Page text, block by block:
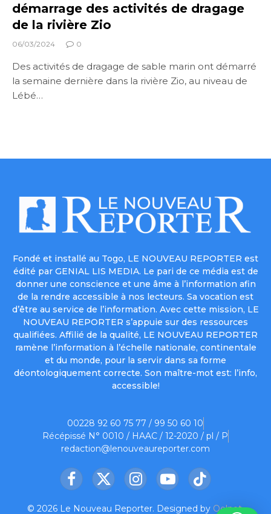
démarrage des activités de dragage
de la rivière Zio
06/03/2024 0
Des activités de dragage de sable marin ont démarré
la semaine dernière dans la rivière Zio, au niveau de
Lébé…
Fondé et installé au Togo, LE NOUVEAU REPORTER est
édité par GENIAL LIS MEDIA. Le pari de ce média est de
donner une conscience et une âme à l’information afin
de la rendre accessible à nos lecteurs. Sa vocation est
d’être au service de l’information. Avec cette mission, LE
NOUVEAU REPORTER s’appuie sur des ressources
qualifiées. Affilié de la qualité, LE NOUVEAU REPORTER
ramène l’information à l’échelle nationale, continentale
et du monde, pour la servir dans sa forme
déontologiquement correcte. Son maître-mot est: l’info,
accessible!
00228 92 60 75 77 / 99 50 60 10
Récépissé N° 0010 / HAAC / 12-2020 / pl / P
redaction@lenouveaureporter.com
Facebook
X
InstagramYouTubeTikTok
© 2026 Le Nouveau Reporter. Designed by Oelnet.